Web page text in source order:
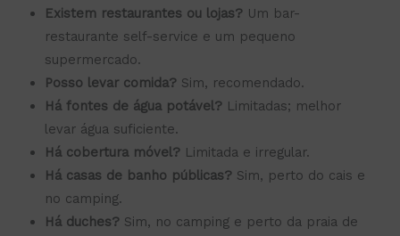
Existem restaurantes ou lojas? Um bar-
restaurante self-service e um pequeno
supermercado.
Posso levar comida? Sim, recomendado.
Há fontes de água potável? Limitadas; melhor
levar água suficiente.
Há cobertura móvel? Limitada e irregular.
Há casas de banho públicas? Sim, perto do cais e
no camping.
Há duches? Sim, no camping e perto da praia de